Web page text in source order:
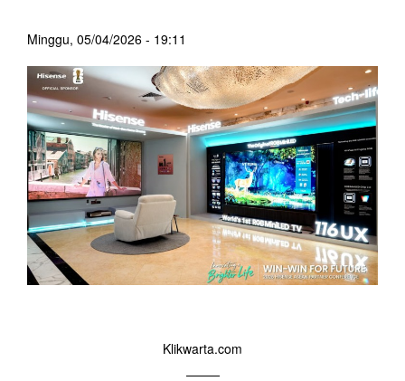
Minggu, 05/04/2026 - 19:11
Klikwarta.com